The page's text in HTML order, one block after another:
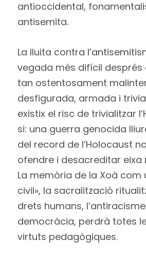
antioccidental,
antisemita.
La lluita contra
vegada més difícil després
tan ostentosament
desfigurada, armada i
existix el risc de trivialitzar
si: una guerra genocida
del record de l’Holocaust
ofendre i desacreditar eixa
La memòria de la Xoà com
civil», la sacralització
drets humans,
democràcia, perdrà totes
virtuts pedagògiques.